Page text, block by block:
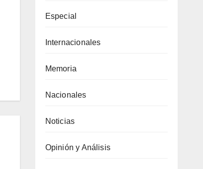
Especial
Internacionales
Memoria
Nacionales
Noticias
Opinión y Análisis